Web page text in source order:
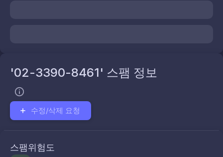
'02-3390-8461' 스팸 정보
수정/삭제 요청
스팸위험도